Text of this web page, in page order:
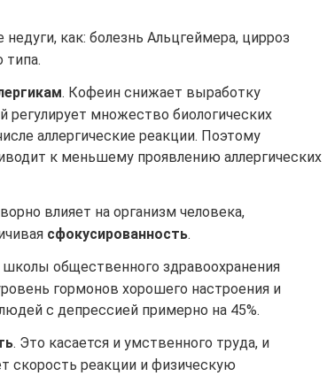
как: болезнь Альцгеймера, цирроз
типа.
. Кофеин снижает выработку
регулирует множество биологических
аллергические реакции. Поэтому
к меньшему проявлению аллергических
влияет на организм человека,
сфокусированность.
общественного здравоохранения
гормонов хорошего настроения и
с депрессией примерно на 45%.
. Это касается и умственного труда, и
скорость реакции и физическую